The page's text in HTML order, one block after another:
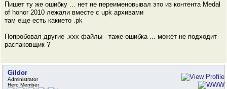
Пишет ту же ошибку ... нет не переименовывал это из контента Medal
of honor 2010 лежали вместе с upk архивами
там еще есть какието .pk
Попробовал другие .ххх файлы - таже ошибка ... может не подходит
распаковщик ?
Gildor
Administrator
Hero Member